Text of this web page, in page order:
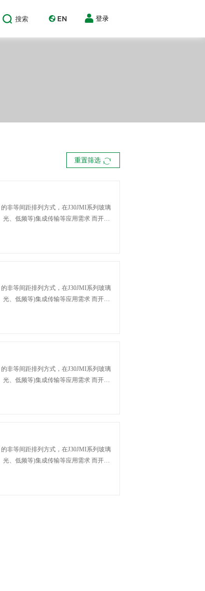
搜索 EN 登录
重置筛选